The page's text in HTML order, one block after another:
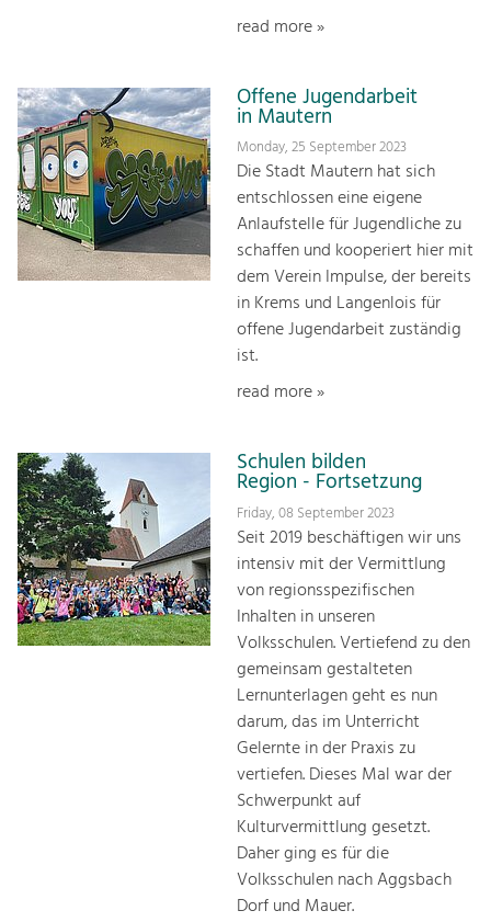
read more »
Offene Jugendarbeit
in Mautern
Monday, 25 September 2023
Die Stadt Mautern hat sich
entschlossen eine eigene
Anlaufstelle für Jugendliche zu
schaffen und kooperiert hier mit
dem Verein Impulse, der bereits
in Krems und Langenlois für
offene Jugendarbeit zuständig
ist.
read more »
Schulen bilden
Region - Fortsetzung
Friday, 08 September 2023
Seit 2019 beschäftigen wir uns
intensiv mit der Vermittlung
von regionsspezifischen
Inhalten in unseren
Volksschulen. Vertiefend zu den
gemeinsam gestalteten
Lernunterlagen geht es nun
darum, das im Unterricht
Gelernte in der Praxis zu
vertiefen. Dieses Mal war der
Schwerpunkt auf
Kulturvermittlung gesetzt.
Daher ging es für die
Volksschulen nach Aggsbach
Dorf und Mauer.